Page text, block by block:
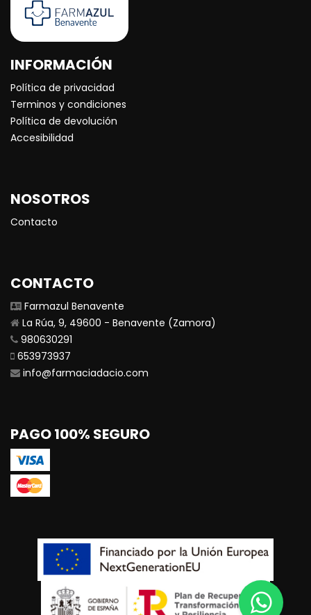
INFORMACIÓN
Política de privacidad
Terminos y condiciones
Política de devolución
Accesibilidad
NOSOTROS
Contacto
CONTACTO
Farmazul Benavente
La Rúa, 9, 49600 - Benavente (Zamora)
980630291
653973937
info@farmaciadacio.com
PAGO 100% SEGURO